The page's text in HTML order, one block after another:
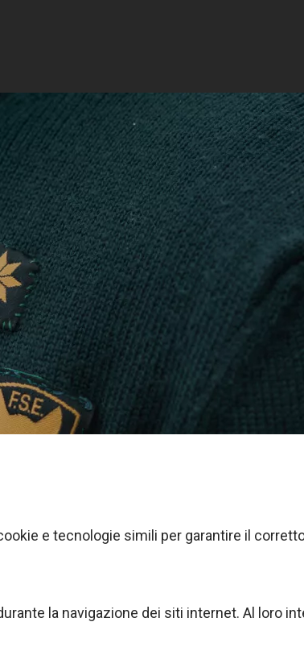
e tecnologie simili per garantire il
la navigazione dei siti internet. Al loro